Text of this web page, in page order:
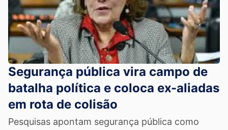
Segurança pública vira campo de
batalha política e coloca ex-aliadas
em rota de colisão
Pesquisas apontam segurança pública como